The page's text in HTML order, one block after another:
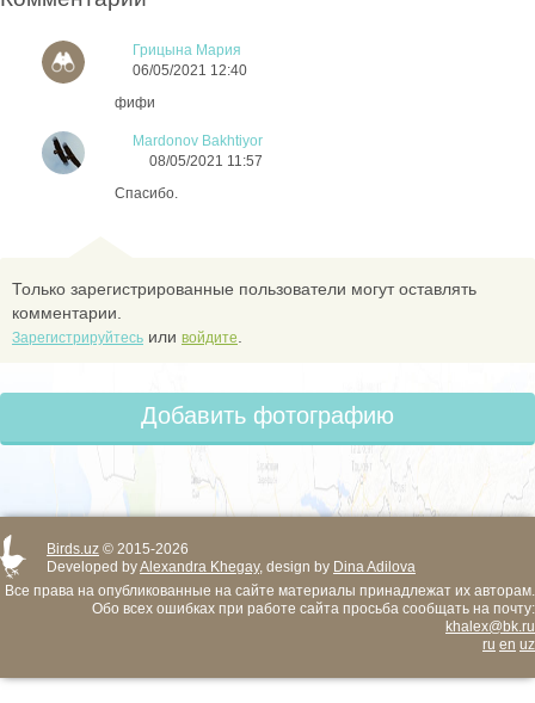
Грицына Мария
06/05/2021 12:40
фифи
Mardonov Bakhtiyor
08/05/2021 11:57
Спасибо.
Только зарегистрированные пользователи могут оставлять
комментарии.
Зарегистрируйтесь или войдите
Добавить фотографию
Birds.uz © 2015-2026
Developed byAlexandra Khegay, design by Dina Adilova
Все права на опубликованные на сайте материалы принадлежат их авторам.
Обо всех ошибках при работе сайта просьба сообщать на почту:
khalex@bk.ru
ru en uz